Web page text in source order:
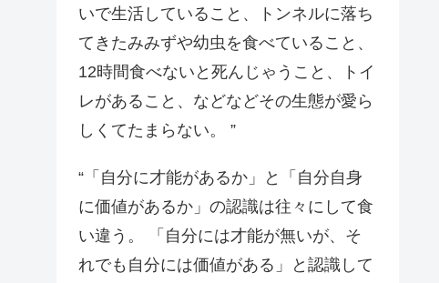
いで生活していること、トンネルに落ち
てきたみみずや幼虫を食べていること、
12時間食べないと死んじゃうこと、トイ
レがあること、などなどその生態が愛ら
しくてたまらない。 ”
“「自分に才能があるか」と「自分自身
に価値があるか」の認識は往々にして食
い違う。 「自分には才能が無いが、そ
れでも自分には価値がある」と認識して